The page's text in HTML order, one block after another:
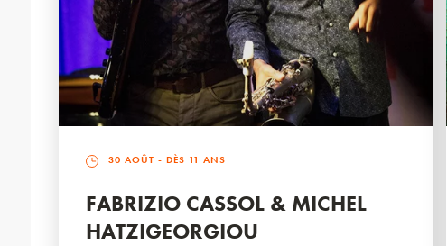
30 AOÛT - DÈS 11 ANS
FABRIZIO CASSOL & MICHEL
HATZIGEORGIOU